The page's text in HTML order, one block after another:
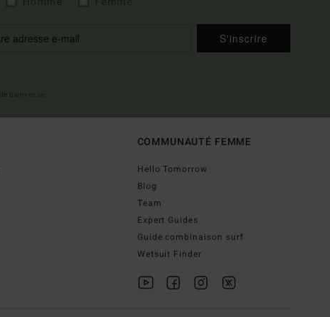
S'inscrire
COMMUNAUTÉ FEMME
Hello Tomorrow
Blog
Team
Expert Guides
Guide combinaison surf
Wetsuit Finder